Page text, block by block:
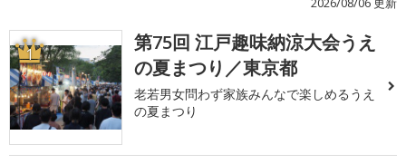
1
第75回 江戸趣味納涼大会うえ
の夏まつり／東京都
老若男女問わず家族みんなで楽しめるうえ
の夏まつり